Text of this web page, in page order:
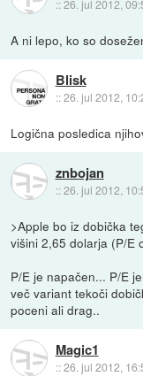
::26. jul 2012,
A ni lepo, ko so
Blisk
::26. jul 2012,
Logična posledica
znbojan
::26. jul 2012,
>Apple bo iz dobička
višini 2,65 dolarja (P/E
P/E je napačen... P/E
več variant tekoči
poceni ali drag..
Magic1
::26. jul 2012,